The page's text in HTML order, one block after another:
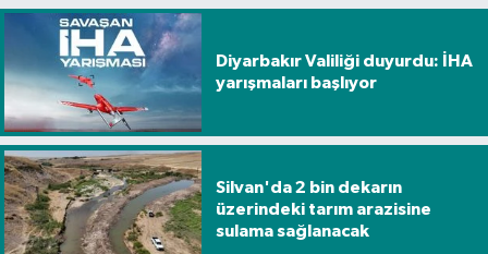
Diyarbakır Valiliği duyurdu: İHA
yarışmaları başlıyor
Silvan'da 2 bin dekarın
üzerindeki tarım arazisine
sulama sağlanacak